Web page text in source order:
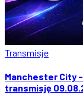
Transmisje
Manchester City
transmisję